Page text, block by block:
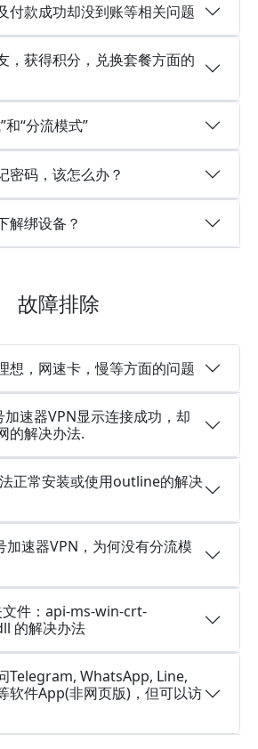
付款成功却没到账等相关问题
，获得积分，兑换套餐方面的
和“分流模式”
密码，该怎么办？
解绑设备？
故障排除
想，网速卡，慢等方面的问题
速器VPN显示连接成功，却
的解决办法.
正常安装或使用outline的解决
速器VPN，为何没有分流模
件：api-ms-win-crt-
的解决办法
Telegram, WhatsApp, Line,
软件App(非网页版)，但可以访